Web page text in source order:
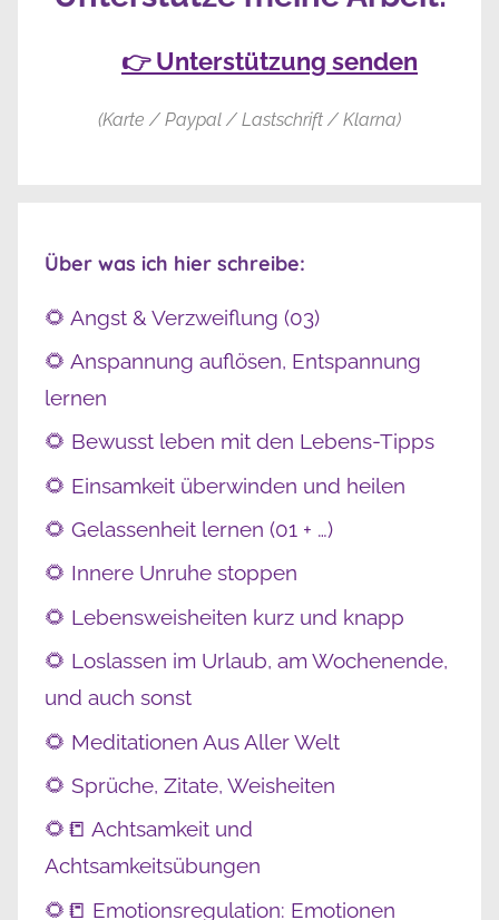
👉 Unterstützung senden
(Karte / Paypal / Lastschrift / Klarna)
Über was ich hier schreibe:
🌻 Angst & Verzweiflung (03)
🌻 Anspannung auflösen, Entspannung
lernen
🌻 Bewusst leben mit den Lebens-Tipps
🌻 Einsamkeit überwinden und heilen
🌻 Gelassenheit lernen (01 + …)
🌻 Innere Unruhe stoppen
🌻 Lebensweisheiten kurz und knapp
🌻 Loslassen im Urlaub, am Wochenende,
und auch sonst
🌻 Meditationen Aus Aller Welt
🌻 Sprüche, Zitate, Weisheiten
🌻📒 Achtsamkeit und
Achtsamkeitsübungen
🌻📒 Emotionsregulation: Emotionen